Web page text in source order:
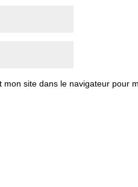
site dans le navigateur pour